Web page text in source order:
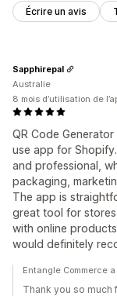
Écrire un avis
QR Code
use app for
and professional,
packaging,
The app is
great tool for
with online
would definitely
Sapphirepal
Australie
8 mois d’utilisation de
Entangle Commerce
Thank you so much